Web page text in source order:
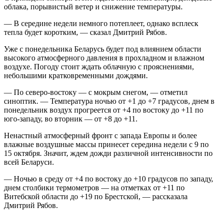
облака, порывистый ветер и снижение температуры.
— В середине недели немного потеплеет, однако всплеск
тепла будет коротким, — сказал Дмитрий Рябов.
Уже с понедельника Беларусь будет под влиянием области
высокого атмосферного давления в прохладном и влажном
воздухе. Погоду стоит ждать облачную с прояснениями,
небольшими кратковременными дождями.
— По северо-востоку — с мокрым снегом, — отметил
синоптик. — Температура ночью от +1 до +7 градусов, днем в
понедельник воздух прогреется от +4 по востоку до +11 по
юго-западу, во вторник — от +8 до +11.
Ненастный атмосферный фронт с запада Европы и более
влажные воздушные массы принесет середина недели с 9 по
15 октября. Значит, ждем дожди различной интенсивности по
всей Беларуси.
— Ночью в среду от +4 по востоку до +10 градусов по западу,
днем столбики термометров — на отметках от +11 по
Витебской области до +19 по Брестской, — рассказала
Дмитрий Рябов.